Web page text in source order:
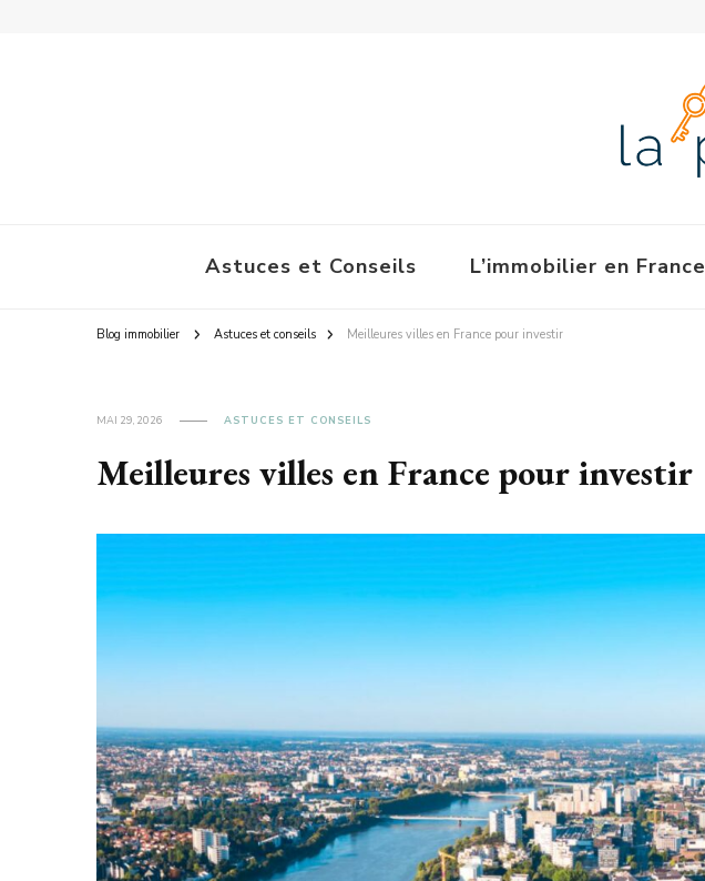
Astuces et Conseils L’immobilier en France
Blog immobilier Astuces et conseils Meilleures villes en France pour investir
MAI 29, 2026 ASTUCES ET CONSEILS
Meilleures villes en France pour investir